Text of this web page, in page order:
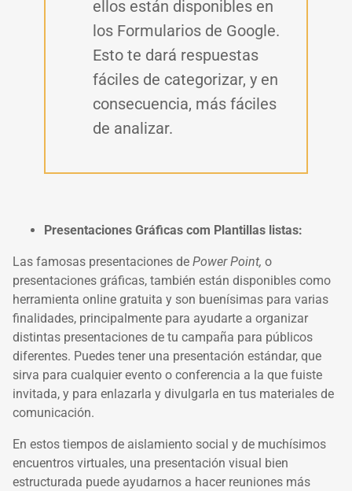
ellos están disponibles en
los Formularios de Google.
Esto te dará respuestas
fáciles de categorizar, y en
consecuencia, más fáciles
de analizar.
Presentaciones Gráficas com Plantillas listas:
Las famosas presentaciones de Power Point, o
presentaciones gráficas, también están disponibles como
herramienta online gratuita y son buenísimas para varias
finalidades, principalmente para ayudarte a organizar
distintas presentaciones de tu campaña para públicos
diferentes. Puedes tener una presentación estándar, que
sirva para cualquier evento o conferencia a la que fuiste
invitada, y para enlazarla y divulgarla en tus materiales de
comunicación.
En estos tiempos de aislamiento social y de muchísimos
encuentros virtuales, una presentación visual bien
estructurada puede ayudarnos a hacer reuniones más